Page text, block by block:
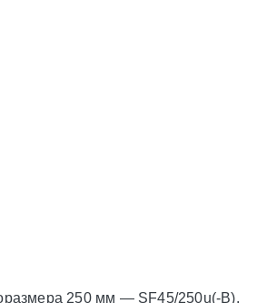
250 мм — SF45/250u(-B).